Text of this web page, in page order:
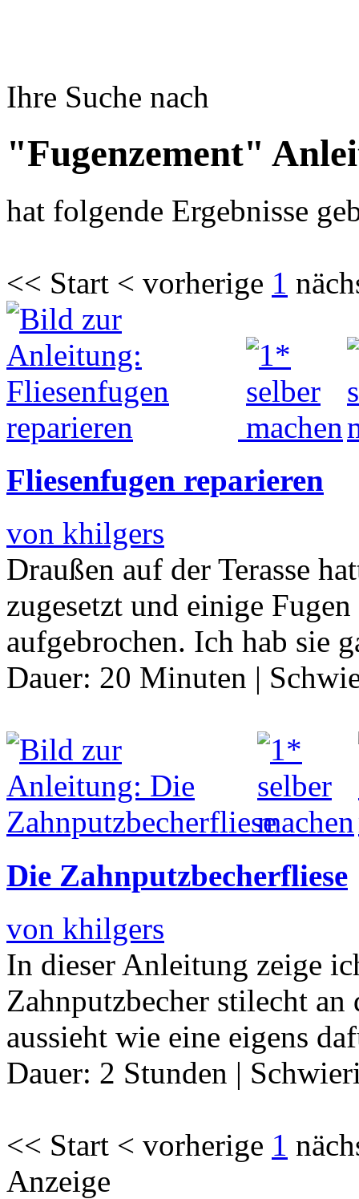
Ihre Suche nach
"Fugenzement"
hat folgende Ergebnisse
<< Start < vorherige 1
Fliesenfugen reparieren
von khilgers
Draußen auf der Terasse
zugesetzt und einige
aufgebrochen. Ich hab sie
Dauer: 20 Minuten |
Die Zahnputzbecherfliese
von khilgers
In dieser Anleitung zeige
Zahnputzbecher stilecht an
aussieht wie eine eigens
Dauer: 2 Stunden |
<< Start < vorherige 1
Anzeige